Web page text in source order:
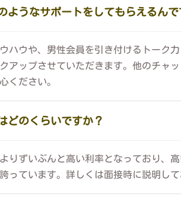
ようなサポートをしてもらえるんで
ハウや、男性会員を引き付けるトーク力
アップさせていただきます。他のチャ
ください。
どのくらいですか？
りずいぶんと高い利率となっており、
っています。詳しくは面接時に説明して